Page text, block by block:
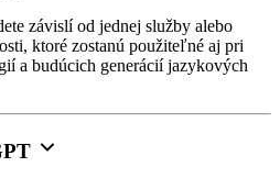
závislí od jednej služby alebo
ktoré zostanú použiteľné aj pri
a budúcich generácií jazykových